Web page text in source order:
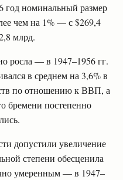
год номинальный размер
чем на 1% — с $269,4
млрд.
росла — в 1947–1956 гг.
в среднем на 3,6% в
по отношению к ВВП, а
бремени постепенно
допустили увеличение
степени обесценила
умеренным — в 1947–